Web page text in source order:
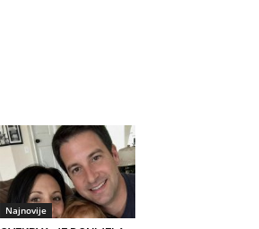
Najnovije